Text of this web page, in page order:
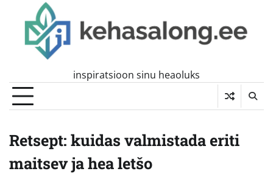
content
inspiratsioon sinu heaoluks
Retsept: kuidas valmistada eriti
maitsev ja hea letšo